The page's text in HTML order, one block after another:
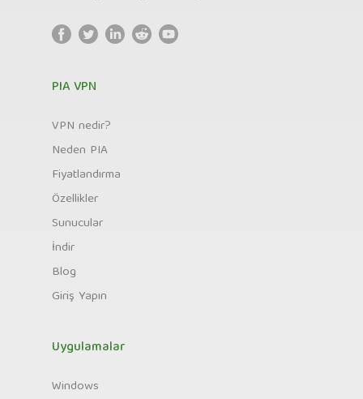
PIA VPN
VPN nedir?
Neden PIA
Fiyatlandırma
Özellikler
Sunucular
İndir
Blog
Giriş Yapın
Uygulamalar
Windows